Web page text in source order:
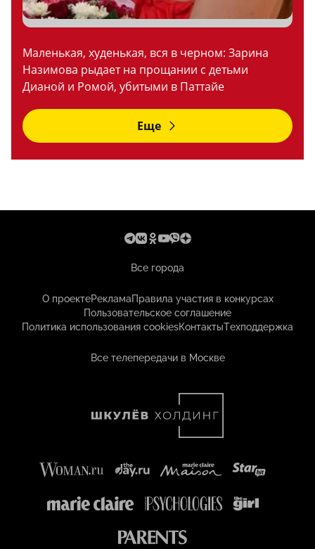
Маленькая, худенькая, вся в черном: Зарина
Назимова рыдает на прощании с детьми
Дианой и Ромой, убитыми в Паттайе
Еще
Все города
О проектеРекламаПравила участия в конкурсах
Пользовательское соглашение
Политика использования cookiesКонтактыТехподдержка
Все телепередачи в Москве